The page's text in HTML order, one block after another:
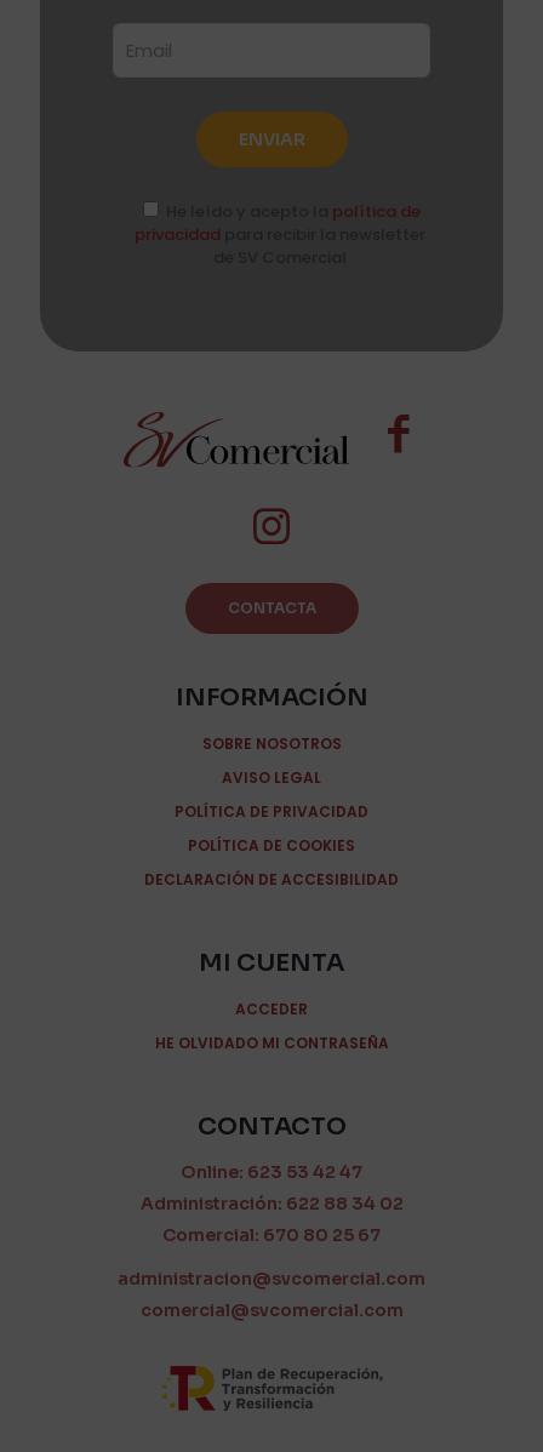
política de
privacidad
CONTACTA
INFORMACIÓN
SOBRE NOSOTROS
AVISO LEGAL
POLÍTICA DE PRIVACIDAD
POLÍTICA DE COOKIES
DECLARACIÓN DE ACCESIBILIDAD
MI CUENTA
ACCEDER
HE OLVIDADO MI CONTRASEÑA
CONTACTO
Online: 623 53 42 47
Administración: 622 88 34 02
Comercial: 670 80 25 67
administracion@svcomercial.com
comercial@svcomercial.com